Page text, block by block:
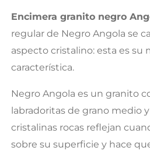
Encimera granito negro
regular de Negro Angola se
aspecto cristalino: esta es su
característica.
Negro Angola es un granito
labradoritas de grano medio
cristalinas rocas reflejan
sobre su superficie y hace